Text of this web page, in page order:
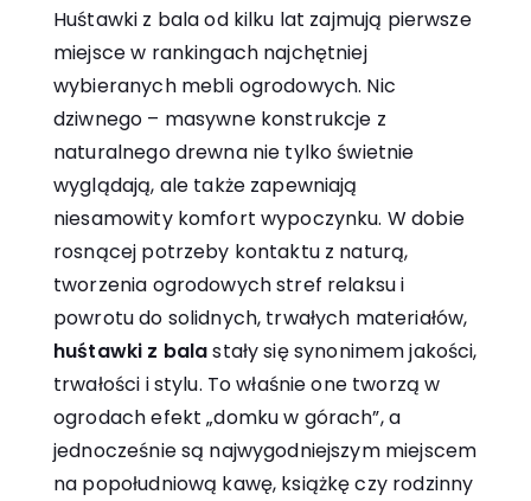
Huśtawki z bala od kilku lat zajmują pierwsze
miejsce w rankingach najchętniej
wybieranych mebli ogrodowych. Nic
dziwnego – masywne konstrukcje z
naturalnego drewna nie tylko świetnie
wyglądają, ale także zapewniają
niesamowity komfort wypoczynku. W dobie
rosnącej potrzeby kontaktu z naturą,
tworzenia ogrodowych stref relaksu i
powrotu do solidnych, trwałych materiałów,
huśtawki z balastały się synonimem jakości,
trwałości i stylu. To właśnie one tworzą w
ogrodach efekt „domku w górach”, a
jednocześnie są najwygodniejszym miejscem
na popołudniową kawę, książkę czy rodzinny